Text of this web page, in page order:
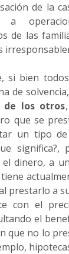
de la
a
de las
si bien
de
de los otros
que se
un tipo
significa?,
dinero, a
prestarlo a
con el
el
que no lo